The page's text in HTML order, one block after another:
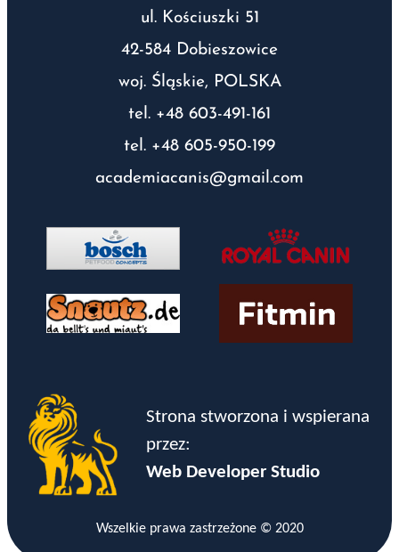
ul. Kościuszki 51
42-584 Dobieszowice
woj. Śląskie, POLSKA
tel. +48 603-491-161
tel. +48 605-950-199
academiacanis@gmail.com
Strona stworzona i wspierana
przez:
Web Developer Studio
Wszelkie prawa zastrzeżone © 2020